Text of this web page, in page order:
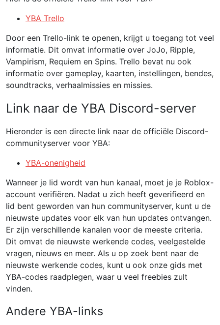
YBA Trello
Door een Trello-link te openen, krijgt u toegang tot veel
informatie. Dit omvat informatie over JoJo, Ripple,
Vampirism, Requiem en Spins. Trello bevat nu ook
informatie over gameplay, kaarten, instellingen, bendes,
soundtracks, verhaalmissies en missies.
Link naar de YBA Discord-server
Hieronder is een directe link naar de officiële Discord-
communityserver voor YBA:
YBA-onenigheid
Wanneer je lid wordt van hun kanaal, moet je je Roblox-
account verifiëren. Nadat u zich heeft geverifieerd en
lid bent geworden van hun communityserver, kunt u de
nieuwste updates voor elk van hun updates ontvangen.
Er zijn verschillende kanalen voor de meeste criteria.
Dit omvat de nieuwste werkende codes, veelgestelde
vragen, nieuws en meer. Als u op zoek bent naar de
nieuwste werkende codes, kunt u ook onze gids met
YBA-codes raadplegen, waar u veel freebies zult
vinden.
Andere YBA-links